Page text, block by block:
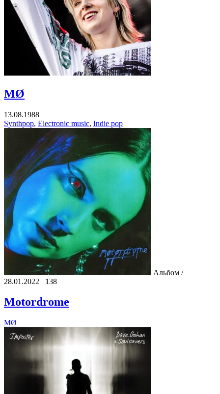
MØ
13.08.1988
Synthpop, Electronic music, Indie pop
Альбом /
28.01.2022
138
Motordrome
MØ